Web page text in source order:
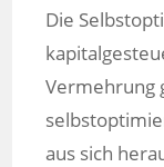
Die
Vermehrung
aus sich